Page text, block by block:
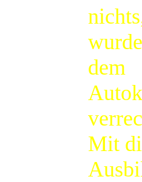
dem
Mit